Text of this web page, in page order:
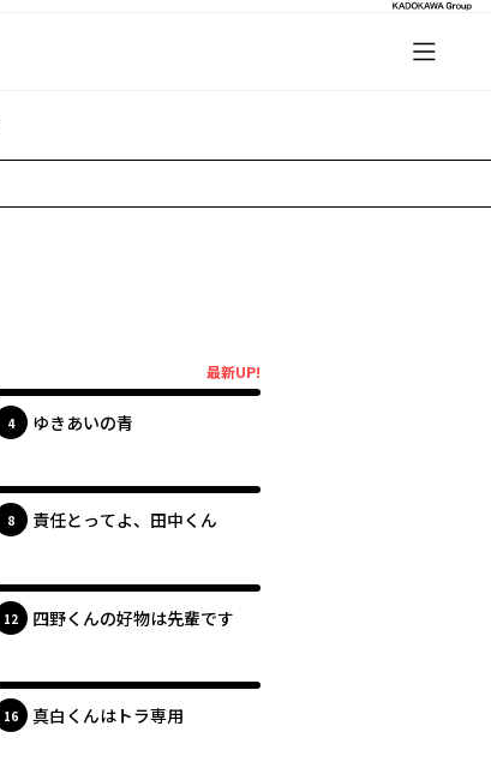
最新UP!
4位 ゆきあいの青
8位 責任とってよ、田中くん
12位 四野くんの好物は先輩です
16位 真白くんはトラ専用